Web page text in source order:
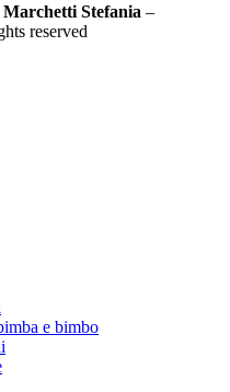
Stefania –
reserved
e bimbo